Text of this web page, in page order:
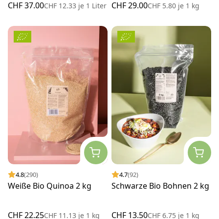
CHF 37.00CHF 12.33 je 1 Liter CHF 29.00CHF 5.80 je 1 kg
4.8(290)
Weiße Bio Quinoa 2 kg
CHF 22.25CHF 11.13 je 1 kg
4.7(92)
Schwarze Bio Bohnen 2 kg
CHF 13.50CHF 6.75 je 1 kg